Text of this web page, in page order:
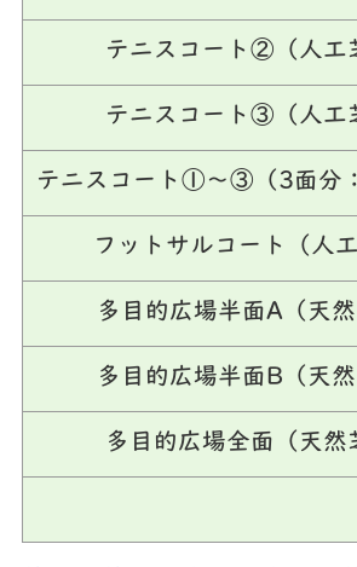
テニスコート②（人工
テニスコート③（人工
テニスコート①～③（3面分
フットサルコート（人工
多目的広場半面A（天然
多目的広場半面B（天然
多目的広場全面（天然